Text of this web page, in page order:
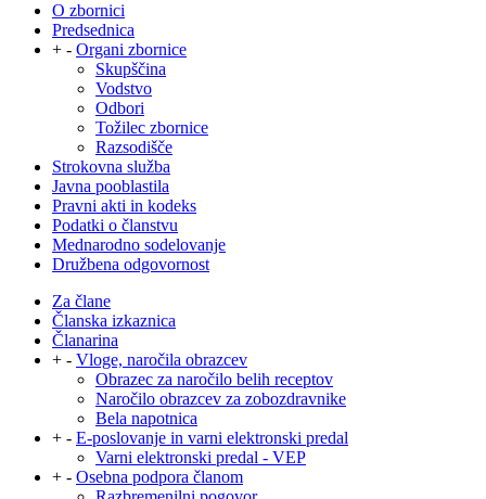
O zbornici
Predsednica
+ - Organi zbornice
Skupščina
Vodstvo
Odbori
Tožilec zbornice
Razsodišče
Strokovna služba
Javna pooblastila
Pravni akti in kodeks
Podatki o članstvu
Mednarodno sodelovanje
Družbena odgovornost
Za člane
Članska izkaznica
Članarina
+ - Vloge, naročila obrazcev
Obrazec za naročilo belih receptov
Naročilo obrazcev za zobozdravnike
Bela napotnica
+ - E-poslovanje in varni elektronski predal
Varni elektronski predal - VEP
+ - Osebna podpora članom